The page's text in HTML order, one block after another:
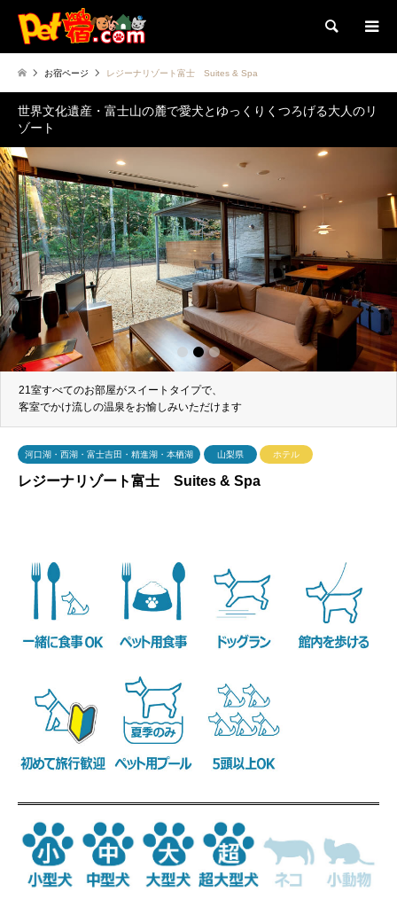
検索
お宿ページ レジーナリゾート富士 Suites & Spa
世界文化遺産・富士山の麓で愛犬とゆっくりくつろげる大人のリ
ゾート
21室すべてのお部屋がスイートタイプで、
客室でかけ流しの温泉をお愉しみいただけます
1 3
河口湖・西湖・富士吉田・精進湖・本栖湖 山梨県 ホテル
レジーナリゾート富士 Suites & Spa